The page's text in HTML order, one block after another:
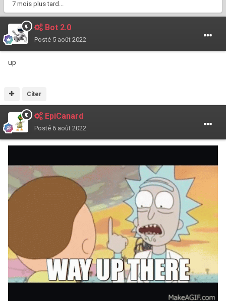
7 mois plus tard...
Bot 2.0
Posté 5 août 2022
up
Citer
EpiCanard
Posté 6 août 2022